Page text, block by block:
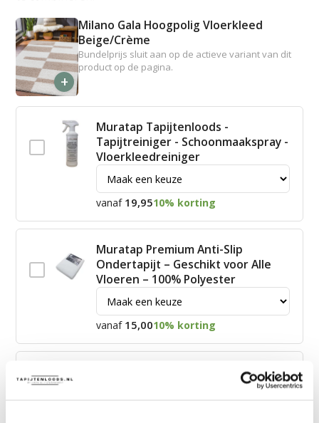
+
Milano Gala Hoogpolig Vloerkleed
Beige/Crème
Bundelprijs sluit aan op de actieve variant van dit
product op de pagina.
Muratap Tapijtenloods -
Tapijtreiniger - Schoonmaakspray -
Vloerkleedreiniger
vanaf 19,9510% korting
Muratap Premium Anti-Slip
Ondertapijt – Geschikt voor Alle
Vloeren – 100% Polyester
vanaf 15,0010% korting
James Vloerkleed Schoonmaakset
| Complete Reinigingsset voor